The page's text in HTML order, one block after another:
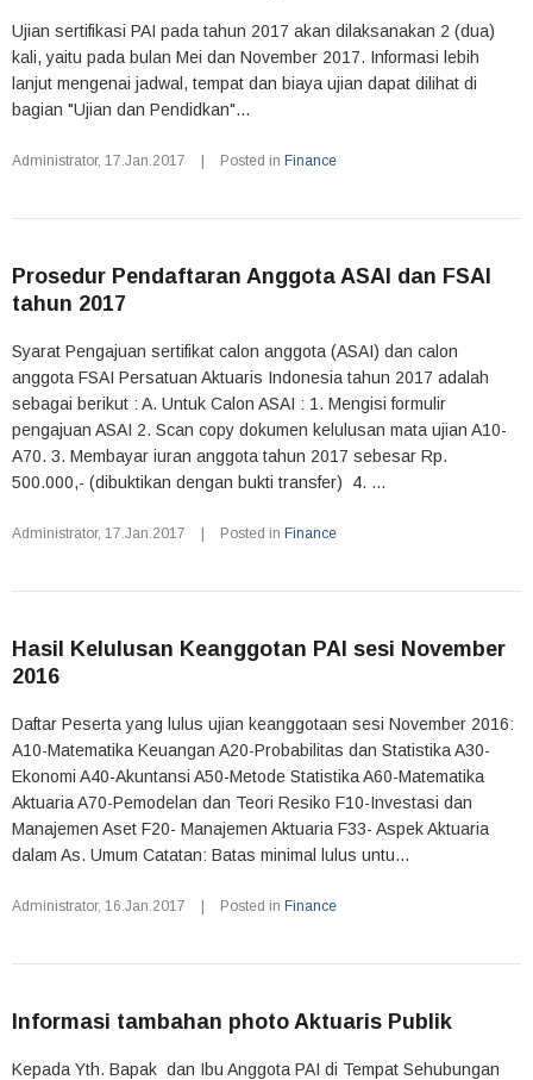
Ujian sertifikasi PAI pada tahun 2017 akan dilaksanakan 2 (dua)
kali, yaitu pada bulan Mei dan November 2017. Informasi lebih
lanjut mengenai jadwal, tempat dan biaya ujian dapat dilihat di
bagian "Ujian dan Pendidkan"...
Administrator, 17.Jan.2017 Posted in Finance
Prosedur Pendaftaran Anggota ASAI dan FSAI
tahun 2017
Syarat Pengajuan sertifikat calon anggota (ASAI) dan calon
anggota FSAI Persatuan Aktuaris Indonesia tahun 2017 adalah
sebagai berikut : A. Untuk Calon ASAI : 1. Mengisi formulir
pengajuan ASAI 2. Scan copy dokumen kelulusan mata ujian A10-
A70. 3. Membayar iuran anggota tahun 2017 sebesar Rp.
500.000,- (dibuktikan dengan bukti transfer) 4. ...
Administrator, 17.Jan.2017 Posted in Finance
Hasil Kelulusan Keanggotan PAI sesi November
2016
Daftar Peserta yang lulus ujian keanggotaan sesi November 2016:
A10-Matematika Keuangan A20-Probabilitas dan Statistika A30-
Ekonomi A40-Akuntansi A50-Metode Statistika A60-Matematika
Aktuaria A70-Pemodelan dan Teori Resiko F10-Investasi dan
Manajemen Aset F20- Manajemen Aktuaria F33- Aspek Aktuaria
dalam As. Umum Catatan: Batas minimal lulus untu...
Administrator, 16.Jan.2017 Posted in Finance
Informasi tambahan photo Aktuaris Publik
Kepada Yth. Bapak dan Ibu Anggota PAI di Tempat Sehubungan